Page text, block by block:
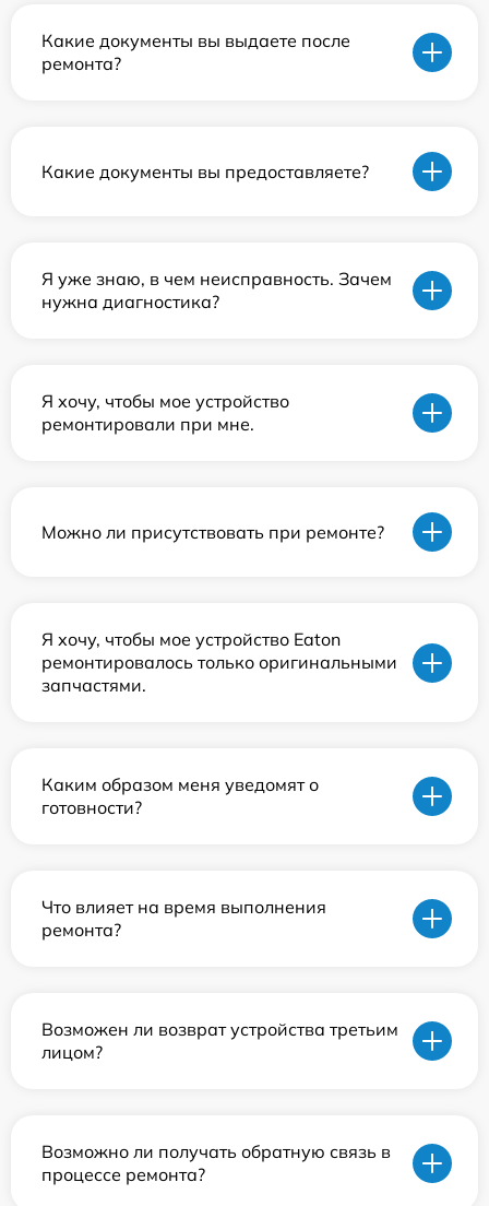
Какие документы вы выдаете после
ремонта?
Какие документы вы предоставляете?
Я уже знаю, в чем неисправность. Зачем
нужна диагностика?
Я хочу, чтобы мое устройство
ремонтировали при мне.
Можно ли присутствовать при ремонте?
Я хочу, чтобы мое устройство Eaton
ремонтировалось только оригинальными
запчастями.
Каким образом меня уведомят о
готовности?
Что влияет на время выполнения
ремонта?
Возможен ли возврат устройства третьим
лицом?
Возможно ли получать обратную связь в
процессе ремонта?